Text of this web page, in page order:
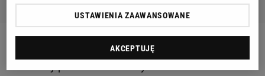
Szczęsny czy ter Stegen? Kibice
USTAWIENIA ZAAWANSOWANE
AKCEPTUJĘ